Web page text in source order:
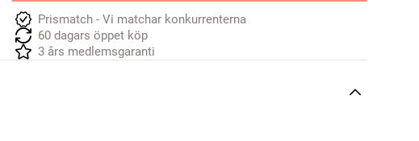
Prismatch - Vi matchar konkurrenterna
60 dagars öppet köp
3 års medlemsgaranti